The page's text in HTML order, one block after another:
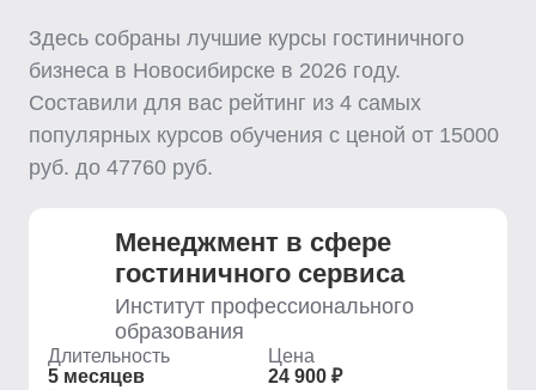
Здесь собраны лучшие курсы гостиничного
бизнеса в Новосибирске в 2026 году.
Составили для вас рейтинг из 4 самых
популярных курсов обучения с ценой от 15000
руб. до 47760 руб.
Менеджмент в сфере
гостиничного сервиса
Институт профессионального
образования
Длительность
5 месяцев
Цена
24 900 ₽